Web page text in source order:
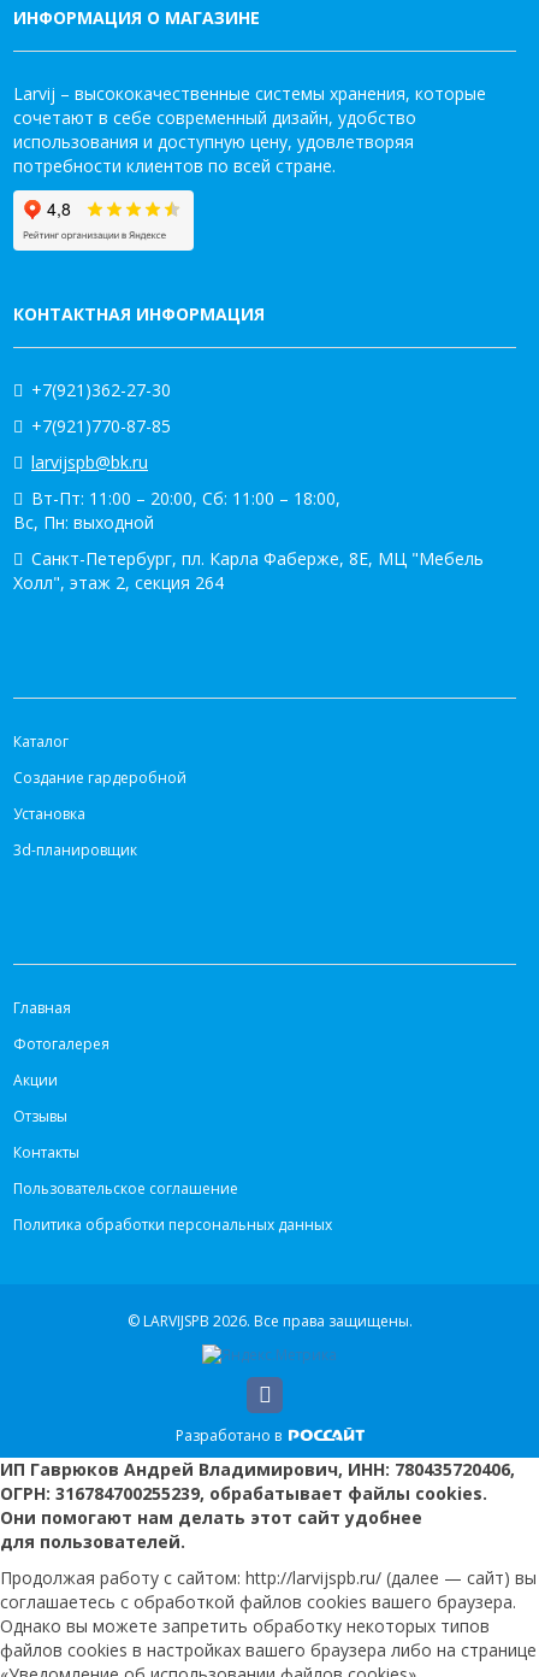
ИНФОРМАЦИЯ О МАГАЗИНЕ
Larvij – высококачественные системы хранения, которые
сочетают в себе современный дизайн, удобство
использования и доступную цену, удовлетворяя
потребности клиентов по всей стране.
КОНТАКТНАЯ ИНФОРМАЦИЯ
+7(921)362-27-30
+7(921)770-87-85
larvijspb@bk.ru
Вт-Пт: 11:00 – 20:00, Сб: 11:00 – 18:00,
Вс, Пн: выходной
Санкт-Петербург, пл. Карла Фаберже, 8Е, МЦ "Мебель
Холл", этаж 2, секция 264
Каталог
Создание гардеробной
Установка
3d-планировщик
Главная
Фотогалерея
Акции
Отзывы
Контакты
Пользовательское соглашение
Политика обработки персональных данных
© LARVIJSPB 2026. Все права защищены.
Разработано в
ИП Гаврюков Андрей Владимирович, ИНН: 780435720406,
ОГРН: 316784700255239, обрабатывает файлы cookies.
Они помогают нам делать этот сайт удобнее
для пользователей.
Продолжая работу с сайтом: http://larvijspb.ru/ (далее — сайт) вы
соглашаетесь с обработкой файлов cookies вашего браузера.
Однако вы можете запретить обработку некоторых типов
файлов cookies в настройках вашего браузера либо на странице